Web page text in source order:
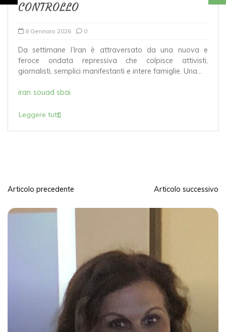
CONTROLLO
8 Gennaio 2026 0
Da settimane l’Iran è attraversato da una nuova e
feroce ondata repressiva che colpisce attivisti,
giornalisti, semplici manifestanti e intere famiglie. Una...
iran souad sbai
Leggere tutti
N
a
Articolo precedente Articolo successivo